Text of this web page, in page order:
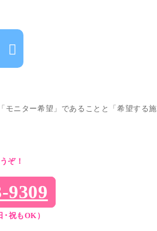
モニター希望」であることと「希望する施
ぞ！
9309
祝もOK）